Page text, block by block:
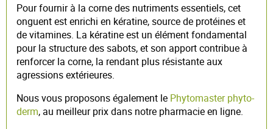
Pour fournir à la corne des nutriments essentiels, cet
onguent est enrichi en kératine, source de protéines et
de vitamines. La kératine est un élément fondamental
pour la structure des sabots, et son apport contribue à
renforcer la corne, la rendant plus résistante aux
agressions extérieures.
Nous vous proposons également le Phytomaster phyto-
derm, au meilleur prix dans notre pharmacie en ligne.